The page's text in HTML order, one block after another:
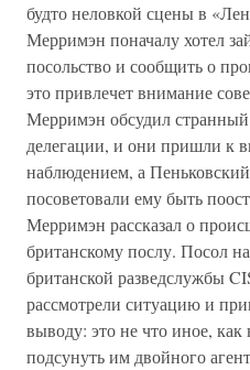
будто неловкой сцены в
Мерримэн поначалу хотел
посольство и сообщить о
это привлечет внимание
Мерримэн обсудил
делегации, и они пришли к
наблюдением, а
посоветовали ему быть
Мерримэн рассказал о
британскому послу. Посол
британской разведслужбы
рассмотрели ситуацию и
выводу: это не что иное,
подсунуть им двойного